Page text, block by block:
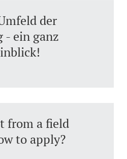
der
ein ganz
from a field
to apply?